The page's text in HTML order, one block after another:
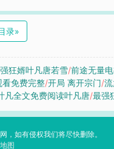
录»
狂婿叶凡唐若雪/前途无量
看免费完整/开局 离开宗门/
凡全文免费阅读叶凡唐/最强
，如有侵权我们将尽快删除。
图